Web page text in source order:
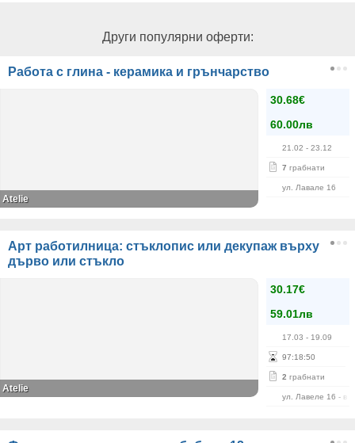
Други популярни оферти:
Работа с глина - керамика и грънчарство
30.68€
60.00лв
21.02 - 23.12
7 грабнати
ул. Лавале 16
Atelie
Арт работилница: стъклопис или декупаж върху
дърво или стъкло
30.17€
59.01лв
17.03 - 19.09
97:18:50
2 грабнати
ул. Лавеле 16 - в
Atelie